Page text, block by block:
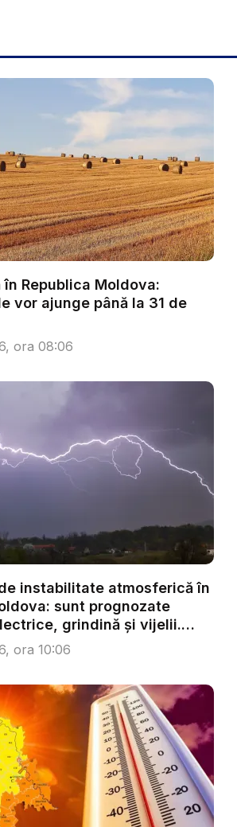
Republica Moldova:
vor ajunge până la 31 de
ora 08:06
instabilitate atmosferică în
sunt prognozate
grindină și vijelii.
ora 10:06